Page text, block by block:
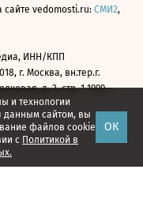
и технологии
данным сайтом, вы
файлов cookie
с Политикой в
ОК
vedomosti.ru: СМИ2,
ИНН/КПП
г. Москва, вн.тер.г.
д. 3, стр. 1 1999—